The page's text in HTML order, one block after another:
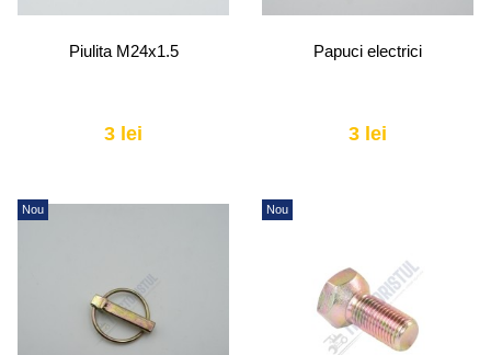
Piulita M24x1.5
3 lei
Papuci electrici
3 lei
Nou Nou